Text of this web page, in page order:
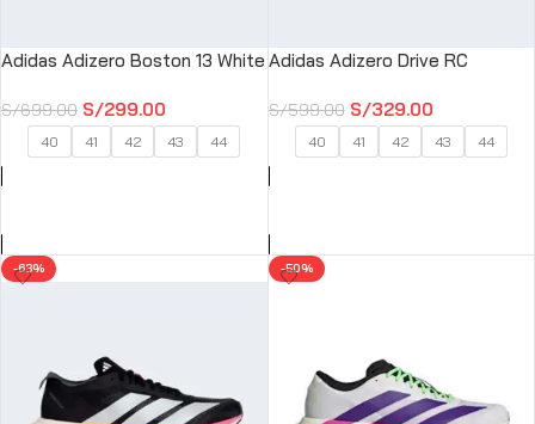
Adidas Adizero Boston 13 White
S/699.00 S/299.00
40 41 42 43 44
Adidas Adizero Drive RC
S/599.00 S/329.00
40 41 42 43 44
-63% -50%